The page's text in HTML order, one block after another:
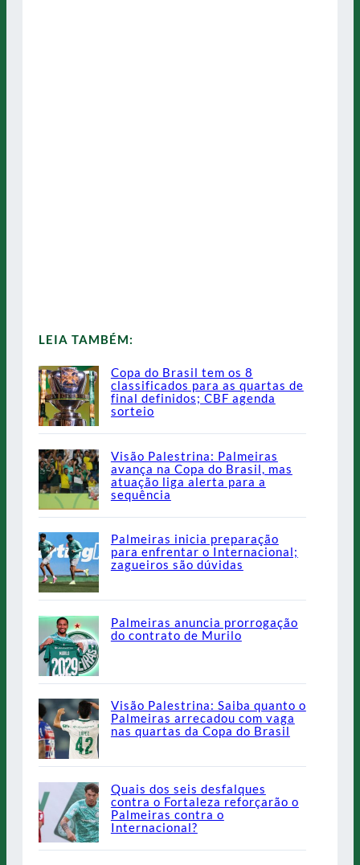
LEIA TAMBÉM:
Copa do Brasil tem os 8
classificados para as quartas de
final definidos; CBF agenda
sorteio
Visão Palestrina: Palmeiras
avança na Copa do Brasil, mas
atuação liga alerta para a
sequência
Palmeiras inicia preparação
para enfrentar o Internacional;
zagueiros são dúvidas
Palmeiras anuncia prorrogação
do contrato de Murilo
Visão Palestrina: Saiba quanto o
Palmeiras arrecadou com vaga
nas quartas da Copa do Brasil
Quais dos seis desfalques
contra o Fortaleza reforçarão o
Palmeiras contra o
Internacional?